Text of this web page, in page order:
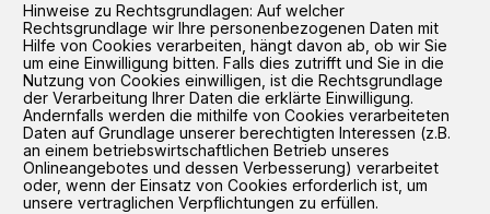
Hinweise zu Rechtsgrundlagen: Auf welcher
Rechtsgrundlage wir Ihre personenbezogenen Daten mit
Hilfe von Cookies verarbeiten, hängt davon ab, ob wir Sie
um eine Einwilligung bitten. Falls dies zutrifft und Sie in die
Nutzung von Cookies einwilligen, ist die Rechtsgrundlage
der Verarbeitung Ihrer Daten die erklärte Einwilligung.
Andernfalls werden die mithilfe von Cookies verarbeiteten
Daten auf Grundlage unserer berechtigten Interessen (z.B.
an einem betriebswirtschaftlichen Betrieb unseres
Onlineangebotes und dessen Verbesserung) verarbeitet
oder, wenn der Einsatz von Cookies erforderlich ist, um
unsere vertraglichen Verpflichtungen zu erfüllen.